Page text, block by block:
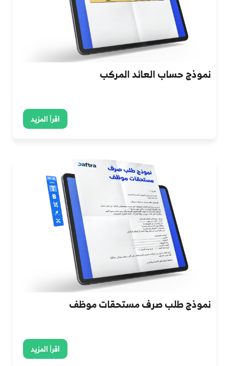
نموذج حساب العائد المركب
اقرأ المزيد
نموذج طلب صرف مستحقات موظف
اقرأ المزيد